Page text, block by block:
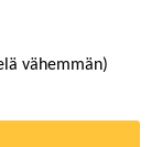
vähemmän)